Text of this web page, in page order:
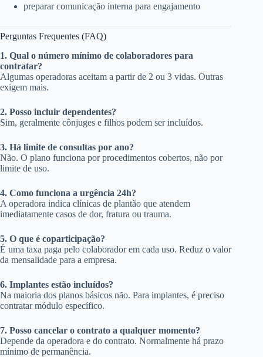
preparar comunicação interna para engajamento
Perguntas Frequentes (FAQ)
1. Qual o número mínimo de colaboradores para
contratar?
Algumas operadoras aceitam a partir de 2 ou 3 vidas. Outras
exigem mais.
2. Posso incluir dependentes?
Sim, geralmente cônjuges e filhos podem ser incluídos.
3. Há limite de consultas por ano?
Não. O plano funciona por procedimentos cobertos, não por
limite de uso.
4. Como funciona a urgência 24h?
A operadora indica clínicas de plantão que atendem
imediatamente casos de dor, fratura ou trauma.
5. O que é coparticipação?
É uma taxa paga pelo colaborador em cada uso. Reduz o valor
da mensalidade para a empresa.
6. Implantes estão incluídos?
Na maioria dos planos básicos não. Para implantes, é preciso
contratar módulo específico.
7. Posso cancelar o contrato a qualquer momento?
Depende da operadora e do contrato. Normalmente há prazo
mínimo de permanência.